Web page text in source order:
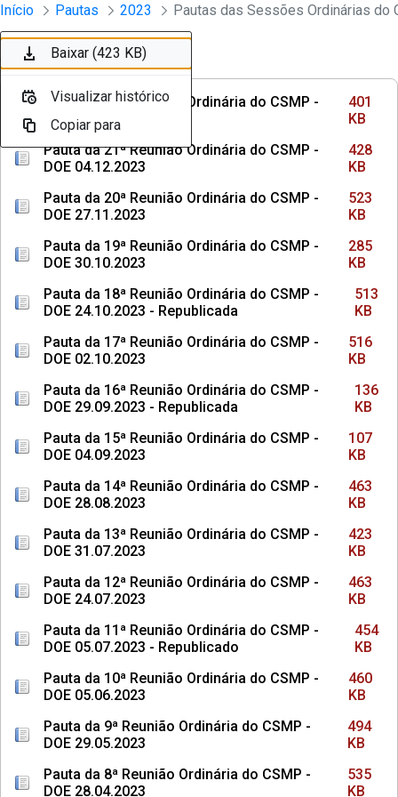
Pular para o Conteúdo principal
Sessões e Reuniões - Documentos
Início Pautas 2023
Ordenar Filtro
Pauta da 22ª Reunião Ordinária do CSMP -
DOE 18.12.2023
401
KB
Pauta da 21ª Reunião Ordinária do CSMP -
DOE 04.12.2023
428
KB
Pauta da 20ª Reunião Ordinária do CSMP -
DOE 27.11.2023
523
KB
Pauta da 19ª Reunião Ordinária do CSMP -
DOE 30.10.2023
285
KB
Pauta da 18ª Reunião Ordinária do CSMP -
DOE 24.10.2023 - Republicada
513
KB
Pauta da 17ª Reunião Ordinária do CSMP -
DOE 02.10.2023
516
KB
Pauta da 16ª Reunião Ordinária do CSMP -
DOE 29.09.2023 - Republicada
136
KB
Pauta da 15ª Reunião Ordinária do CSMP -
DOE 04.09.2023
107
KB
Pauta da 14ª Reunião Ordinária do CSMP -
DOE 28.08.2023
463
KB
Pauta da 13ª Reunião Ordinária do CSMP -
DOE 31.07.2023
423
KB
Pauta da 12ª Reunião Ordinária do CSMP -
DOE 24.07.2023
463
KB
Pauta da 11ª Reunião Ordinária do CSMP -
DOE 05.07.2023 - Republicado
454
KB
Pauta da 10ª Reunião Ordinária do CSMP -
DOE 05.06.2023
460
KB
Pauta da 9ª Reunião Ordinária do CSMP -
DOE 29.05.2023
494
KB
Pauta da 8ª Reunião Ordinária do CSMP -
DOE 28.04.2023
535
KB
Baixar (401 KB)
Visualizar histórico
Copiar para
Baixar (428 KB)
Visualizar histórico
Copiar para
Baixar (523 KB)
Visualizar histórico
Copiar para
Baixar (285 KB)
Visualizar histórico
Copiar para
Baixar (513 KB)
Visualizar histórico
Copiar para
Baixar (516 KB)
Visualizar histórico
Copiar para
Baixar (136 KB)
Visualizar histórico
Copiar para
Baixar (107 KB)
Visualizar histórico
Copiar para
Baixar (463 KB)
Visualizar histórico
Copiar para
Baixar (423 KB)
Visualizar histórico
Copiar para